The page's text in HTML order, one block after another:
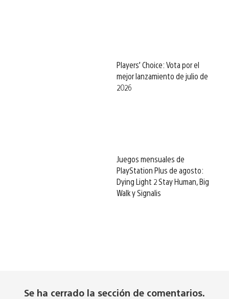
Players’ Choice: Vota por el
mejor lanzamiento de julio de
2026
Juegos mensuales de
PlayStation Plus de agosto:
Dying Light 2 Stay Human, Big
Walk y Signalis
Se ha cerrado la sección de comentarios.